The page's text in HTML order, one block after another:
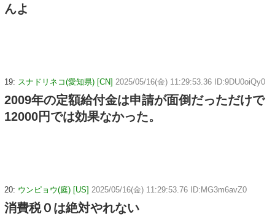
んよ
19: スナドリネコ(愛知県) [CN] 2025/05/16(金) 11:29:53.36 ID:9DU0oiQy0
2009年の定額給付金は申請が面倒だっただけで
12000円では効果なかった。
20: ウンピョウ(庭) [US] 2025/05/16(金) 11:29:53.76 ID:MG3m6avZ0
消費税０は絶対やれない